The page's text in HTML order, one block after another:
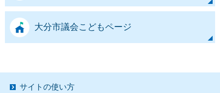
大分市議会こどもページ
サイトの使い方